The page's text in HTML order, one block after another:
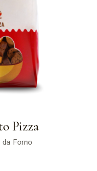
Pizza
Forno